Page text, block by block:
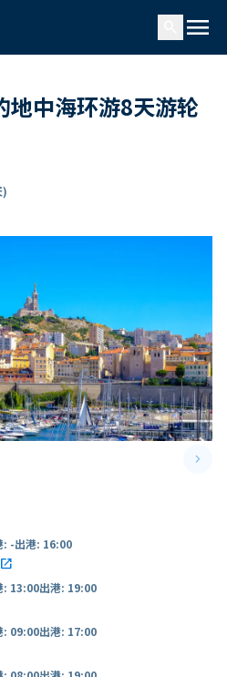
menu
地中海环游8天游轮
)
keyboard_arrow_right
: -出港: 16:00
open_in_new
: 13:00出港: 19:00
: 09:00出港: 17:00